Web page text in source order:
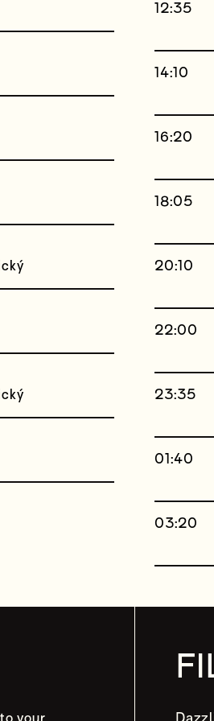
12:35
14:10
16:20
18:05
20:10
22:00
23:35
01:40
03:20
your